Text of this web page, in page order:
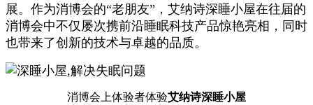
展。作为消博会的“老朋友”，艾纳诗深睡小屋在往届的
消博会中不仅屡次携前沿睡眠科技产品惊艳亮相，同时
也带来了创新的技术与卓越的品质。
消博会上体验者体验艾纳诗深睡小屋